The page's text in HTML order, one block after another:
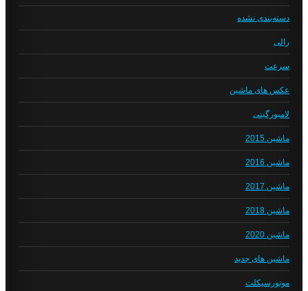
دسته‌بندی نشده
رالی
سرعت
عکس های ماشین
لامبورگینی
ماشین 2015
ماشین 2016
ماشین 2017
ماشین 2018
ماشین 2020
ماشین های جدید
موتورسیکلت